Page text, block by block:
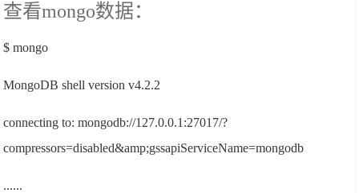
查看mongo数据：
$ mongo
MongoDB shell version v4.2.2
connecting to: mongodb://127.0.0.1:27017/?
compressors=disabled&amp;gssapiServiceName=mongodb
......